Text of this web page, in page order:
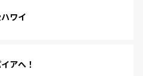
ワイ
アへ！